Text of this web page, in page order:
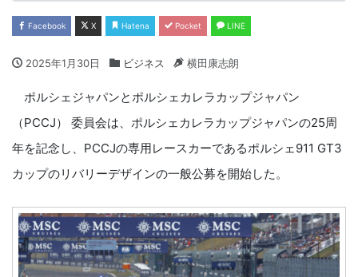
Facebook X Hatena Pocket LINE
2025年1月30日 ビジネス 横田康志朗
ポルシェジャパンとポルシェカレラカップジャパン
（PCCJ） 委員会は、ポルシェカレラカップジャパンの25周
年を記念し、PCCJの専用レースカーであるポルシェ911 GT3
カップのリバリーデザインの一般公募を開始した。